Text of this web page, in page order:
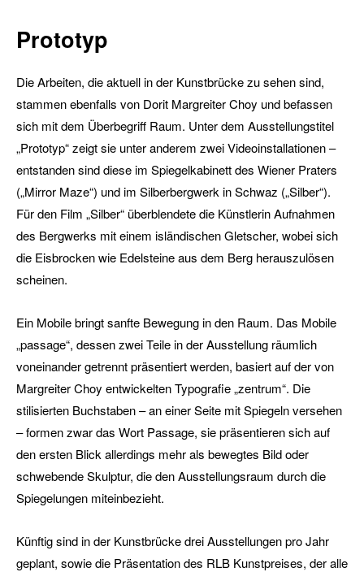
Prototyp
Die Arbeiten, die aktuell in der Kunstbrücke zu sehen sind,
stammen ebenfalls von Dorit Margreiter Choy und befassen
sich mit dem Überbegriff Raum. Unter dem Ausstellungstitel
„Prototyp“ zeigt sie unter anderem zwei Videoinstallationen –
entstanden sind diese im Spiegelkabinett des Wiener Praters
(„Mirror Maze“) und im Silberbergwerk in Schwaz („Silber“).
Für den Film „Silber“ überblendete die Künstlerin Aufnahmen
des Bergwerks mit einem isländischen Gletscher, wobei sich
die Eisbrocken wie Edelsteine aus dem Berg herauszulösen
scheinen.
Ein Mobile bringt sanfte Bewegung in den Raum. Das Mobile
„passage“, dessen zwei Teile in der Ausstellung räumlich
voneinander getrennt präsentiert werden, basiert auf der von
Margreiter Choy entwickelten Typografie „zentrum“. Die
stilisierten Buchstaben – an einer Seite mit Spiegeln versehen
– formen zwar das Wort Passage, sie präsentieren sich auf
den ersten Blick allerdings mehr als bewegtes Bild oder
schwebende Skulptur, die den Ausstellungsraum durch die
Spiegelungen miteinbezieht.
Künftig sind in der Kunstbrücke drei Ausstellungen pro Jahr
geplant, sowie die Präsentation des RLB Kunstpreises, der alle